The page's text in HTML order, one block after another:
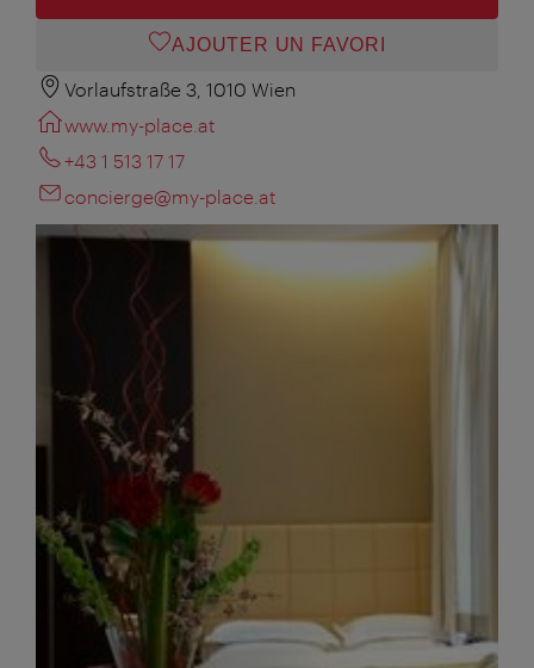
AJOUTER UN FAVORI
Vorlaufstraße 3, 1010 Wien
www.my-place.at
+43 1 513 17 17
concierge@my-place.at